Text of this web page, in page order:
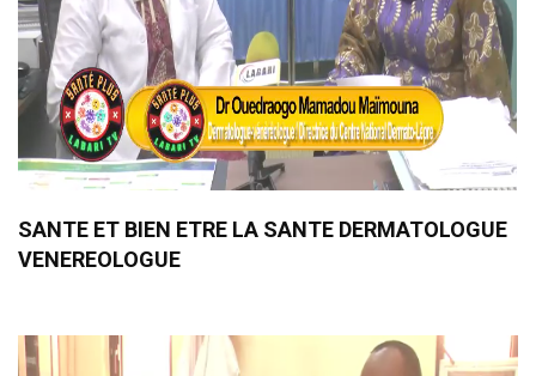
SANTE ET BIEN ETRE LA SANTE DERMATOLOGUE
VENEREOLOGUE